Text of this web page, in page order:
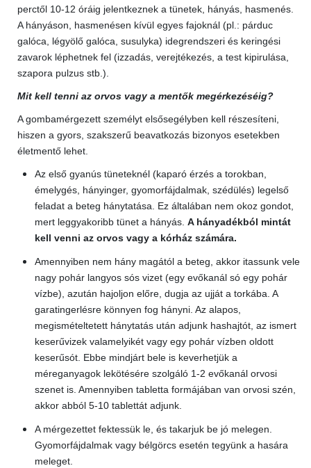
perctől 10-12 óráig jelentkeznek a tünetek, hányás, hasmenés.
A hányáson, hasmenésen kívül egyes fajoknál (pl.: párduc
galóca, légyölő galóca, susulyka) idegrendszeri és keringési
zavarok léphetnek fel (izzadás, verejtékezés, a test kipirulása,
szapora pulzus stb.).
Mit kell tenni az orvos vagy a mentők megérkezéséig?
A gombamérgezett személyt elsősegélyben kell részesíteni,
hiszen a gyors, szakszerű beavatkozás bizonyos esetekben
életmentő lehet.
Az első gyanús tüneteknél (kaparó érzés a torokban,
émelygés, hányinger, gyomorfájdalmak, szédülés) legelső
feladat a beteg hánytatása. Ez általában nem okoz gondot,
mert leggyakoribb tünet a hányás. A hányadékból mintát
kell venni az orvos vagy a kórház számára.
Amennyiben nem hány magától a beteg, akkor itassunk vele
nagy pohár langyos sós vizet (egy evőkanál só egy pohár
vízbe), azután hajoljon előre, dugja az ujját a torkába. A
garatingerlésre könnyen fog hányni. Az alapos,
megismételtetett hánytatás után adjunk hashajtót, az ismert
keserűvizek valamelyikét vagy egy pohár vízben oldott
keserűsót. Ebbe mindjárt bele is keverhetjük a
méreganyagok lekötésére szolgáló 1-2 evőkanál orvosi
szenet is. Amennyiben tabletta formájában van orvosi szén,
akkor abból 5-10 tablettát adjunk.
A mérgezettet fektessük le, és takarjuk be jó melegen.
Gyomorfájdalmak vagy bélgörcs esetén tegyünk a hasára
meleget.